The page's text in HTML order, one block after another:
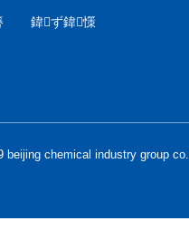
鍏ず鍏憡
beijing chemical industry group